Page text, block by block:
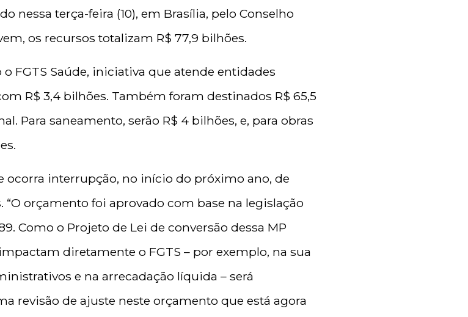
nessa terça-feira (10), em Brasília, pelo Conselho
os recursos totalizam R$ 77,9 bilhões.
FGTS Saúde, iniciativa que atende entidades
R$ 3,4 bilhões. Também foram destinados R$ 65,5
Para saneamento, serão R$ 4 bilhões, e, para obras
ocorra interrupção, no início do próximo ano, de
orçamento foi aprovado com base na legislação
Como o Projeto de Lei de conversão dessa MP
diretamente o FGTS – por exemplo, na sua
e na arrecadação líquida – será
revisão de ajuste neste orçamento que está agora